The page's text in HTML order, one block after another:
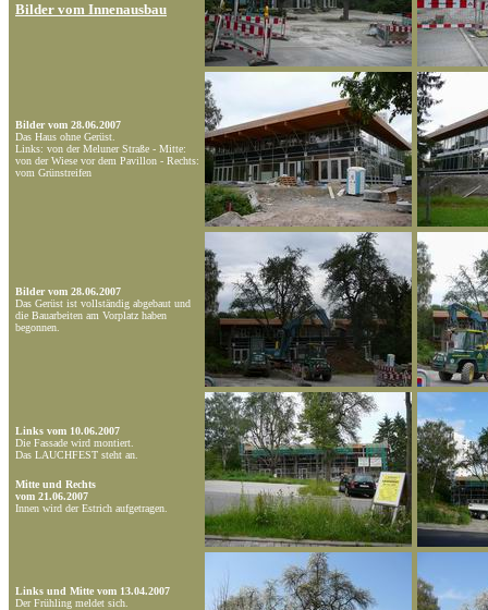
Bilder vom Innenausbau
Bilder vom 28.06.2007
Das Haus ohne Gerüst.
Links: von der Meluner Straße - Mitte:
von der Wiese vor dem Pavillon - Rechts:
vom Grünstreifen
Bilder vom 28.06.2007
Das Gerüst ist vollständig abgebaut und
die Bauarbeiten am Vorplatz haben
begonnen.
Links vom 10.06.2007
Die Fassade wird montiert.
Das LAUCHFEST steht an.
Mitte und Rechts
vom 21.06.2007
Innen wird der Estrich aufgetragen.
Links und Mitte vom 13.04.2007
Der Frühling meldet sich.